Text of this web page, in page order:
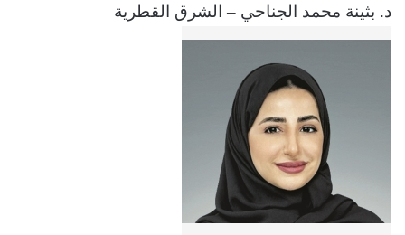
د. بثينة محمد الجناحي – الشرق القطرية